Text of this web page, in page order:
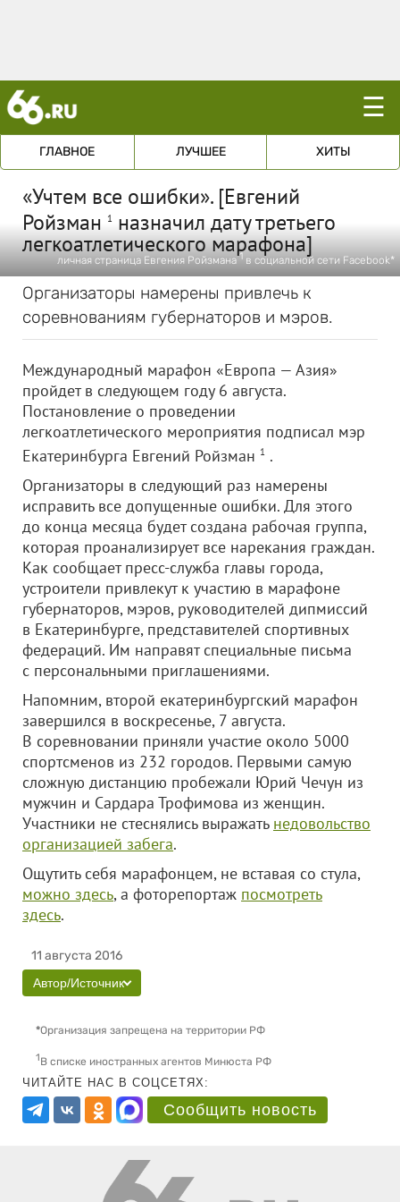
☰
ГЛАВНОЕ ЛУЧШЕЕ ХИТЫ
«Учтем все ошибки». [Евгений
Ройзман 1 назначил дату третьего
легкоатлетического марафона]
личная страница Евгения Ройзмана 1 в социальной сети Facebook*
Организаторы намерены привлечь к
соревнованиям губернаторов и мэров.
Международный марафон «Европа — Азия»
пройдет в следующем году 6 августа.
Постановление о проведении
легкоатлетического мероприятия подписал мэр
Екатеринбурга Евгений Ройзман 1 .
Организаторы в следующий раз намерены
исправить все допущенные ошибки. Для этого
до конца месяца будет создана рабочая группа,
которая проанализирует все нарекания граждан.
Как сообщает пресс-служба главы города,
устроители привлекут к участию в марафоне
губернаторов, мэров, руководителей дипмиссий
в Екатеринбурге, представителей спортивных
федераций. Им направят специальные письма
с персональными приглашениями.
Напомним, второй екатеринбургский марафон
завершился в воскресенье, 7 августа.
В соревновании приняли участие около 5000
спортсменов из 232 городов. Первыми самую
сложную дистанцию пробежали Юрий Чечун из
мужчин и Сардара Трофимова из женщин.
Участники не стеснялись выражать недовольство
организацией забега.
Ощутить себя марафонцем, не вставая со стула,
можно здесь, а фоторепортаж посмотреть
здесь.
11 августа 2016
Автор/Источник
*Организация запрещена на территории РФ
1В списке иностранных агентов Минюста РФ
ЧИТАЙТЕ НАС В СОЦСЕТЯХ:
Сообщить новость